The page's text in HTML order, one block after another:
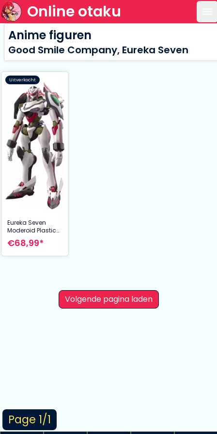
Online otaku
Page 1/1
Anime figuren
Good Smile Company, Eureka Seven
Uitverkocht
Eureka Seven
Moderoid Plastic
Model Kit Nirvash
Type Zero 16 cm
€68,99*
Volgende pagina laden